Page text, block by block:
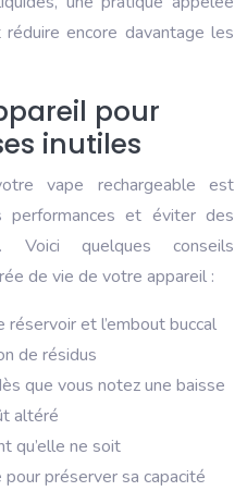
encore davantage les
pour
inutiles
vape rechargeable est
performances et éviter des
Voici quelques conseils
de vie de votre appareil :
et l’embout buccal
de résidus
que vous notez une baisse
altéré
qu’elle ne soit
préserver sa capacité